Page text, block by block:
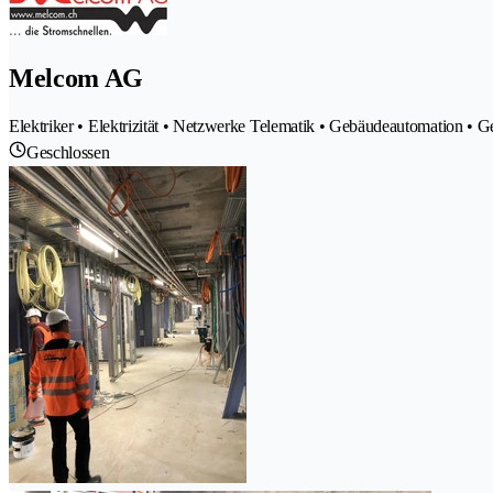
Melcom AG
Elektriker • Elektrizität • Netzwerke Telematik • Gebäudeautomation •
Geschlossen